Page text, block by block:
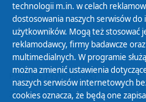
Polityka Prywatności
Zasady korzystania z Serwisu
technologii m.in. w celach
dostosowania naszych serwisów
użytkowników. Mogą też stosować
reklamodawcy, firmy badawcze
multimedialnych. W programie
można zmienić ustawienia
naszych serwisów internetowych
cookies oznacza, że będą one